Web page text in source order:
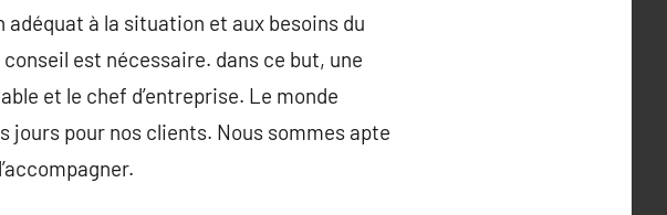
à la situation et aux besoins du
est nécessaire. dans ce but, une
et le chef d’entreprise. Le monde
jours pour nos clients. Nous sommes apte